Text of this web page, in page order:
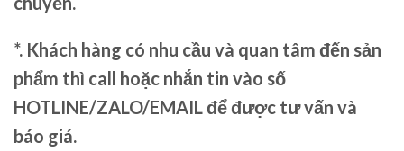
*. Khách hàng có nhu cầu và quan tâm đến sản
phẩm thì call hoặc nhắn tin vào số
HOTLINE/ZALO/EMAIL để được tư vấn và
báo giá.